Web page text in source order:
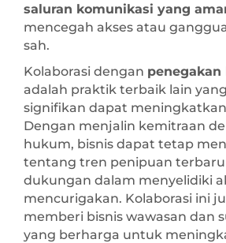
saluran komunikasi yang
mencegah akses atau
sah.
Kolaborasi dengan penegakan
adalah praktik terbaik lain
signifikan dapat
Dengan menjalin kemitraan
hukum, bisnis dapat tetap
tentang tren penipuan
dukungan dalam menyelidiki
mencurigakan. Kolaborasi ini
memberi bisnis wawasan dan
yang berharga untuk